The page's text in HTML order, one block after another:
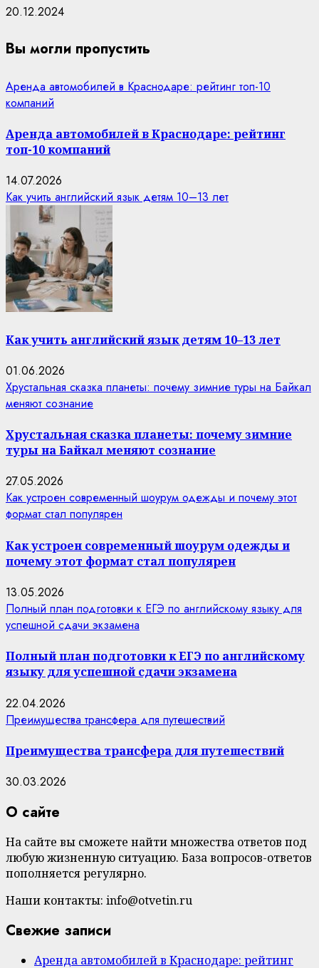
20.12.2024
Вы могли пропустить
Аренда автомобилей в Краснодаре: рейтинг топ-10
компаний
Аренда автомобилей в Краснодаре: рейтинг
топ-10 компаний
14.07.2026
Как учить английский язык детям 10–13 лет
Как учить английский язык детям 10–13 лет
01.06.2026
Хрустальная сказка планеты: почему зимние туры на Байкал
меняют сознание
Хрустальная сказка планеты: почему зимние
туры на Байкал меняют сознание
27.05.2026
Как устроен современный шоурум одежды и почему этот
формат стал популярен
Как устроен современный шоурум одежды и
почему этот формат стал популярен
13.05.2026
Полный план подготовки к ЕГЭ по английскому языку для
успешной сдачи экзамена
Полный план подготовки к ЕГЭ по английскому
языку для успешной сдачи экзамена
22.04.2026
Преимущества трансфера для путешествий
Преимущества трансфера для путешествий
30.03.2026
О сайте
На сайте вы сможете найти множества ответов под
любую жизненную ситуацию. База вопросов-ответов
пополняется регулярно.
Наши контакты: info@otvetin.ru
Свежие записи
Аренда автомобилей в Краснодаре: рейтинг